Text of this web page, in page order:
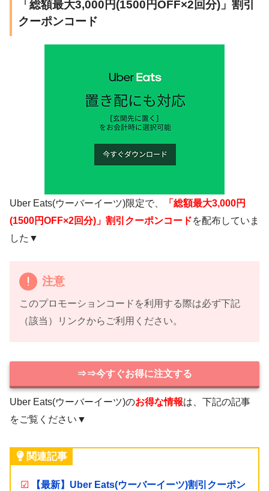
「総額最大3,000円(1500円OFF×2回分)」割引
クーポンコード
Uber Eats(ウーバーイーツ)限定で、
「総額最大3,000円
(1500円OFF×2回分)」割引クーポンコードを配布していま
した▼
注意
このプロモーションコードを利用する際は必ず下記
（該当）リンクからご利用ください。
⇒⇒今すぐお得に注文する
Uber Eats(ウーバーイーツ)のお得な情報は、下記の記事
をご覧ください▼
関連記事
☑
【最新】Uber Eats(ウーバーイーツ)割引クーポン